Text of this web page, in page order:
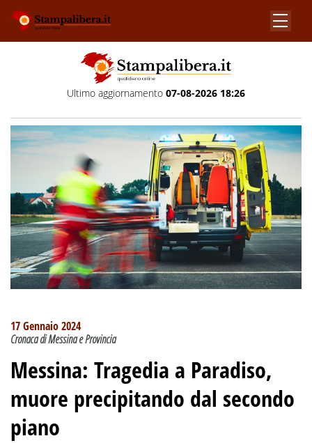
Ultimo aggiornamento 07-08-2026 18:26
17 Gennaio 2024
Cronaca di Messina e Provincia
Messina: Tragedia a Paradiso,
muore precipitando dal secondo
piano